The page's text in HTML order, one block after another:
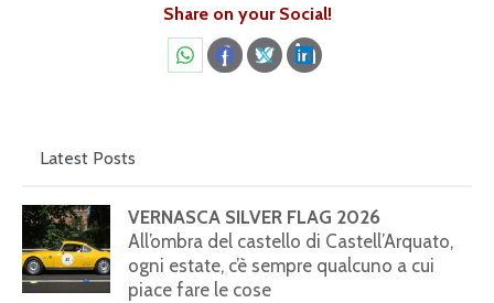
Share on your Social!
ShareShareShareShare
Latest Posts
VERNASCA SILVER FLAG 2026
All’ombra del castello di Castell’Arquato,
ogni estate, c’è sempre qualcuno a cui
piace fare le cose